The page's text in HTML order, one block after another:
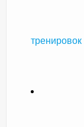
тренировок